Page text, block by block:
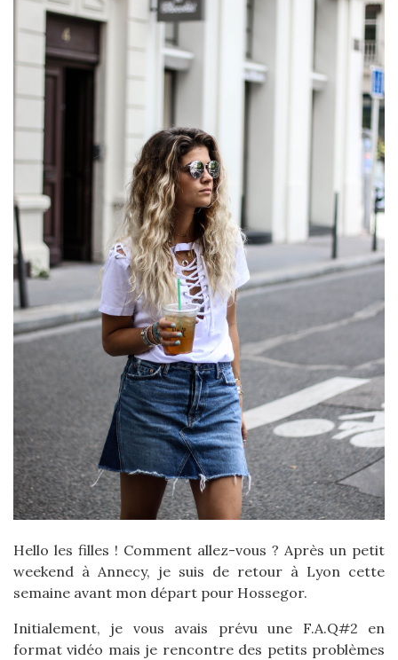
Hello les filles ! Comment allez-vous ? Après un petit
weekend à Annecy, je suis de retour à Lyon cette
semaine avant mon départ pour Hossegor.
Initialement, je vous avais prévu une F.A.Q#2 en
format vidéo mais je rencontre des petits problèmes